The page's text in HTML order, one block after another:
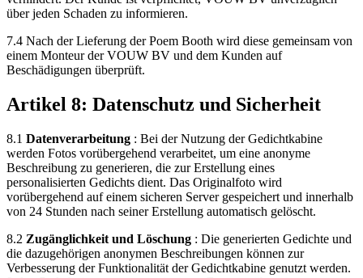
über jeden Schaden zu informieren.
7.4 Nach der Lieferung der Poem Booth wird diese gemeinsam von
einem Monteur der VOUW BV und dem Kunden auf
Beschädigungen überprüft.
Artikel 8: Datenschutz und Sicherheit
8.1 Datenverarbeitung : Bei der Nutzung der Gedichtkabine
werden Fotos vorübergehend verarbeitet, um eine anonyme
Beschreibung zu generieren, die zur Erstellung eines
personalisierten Gedichts dient. Das Originalfoto wird
vorübergehend auf einem sicheren Server gespeichert und innerhalb
von 24 Stunden nach seiner Erstellung automatisch gelöscht.
8.2 Zugänglichkeit und Löschung : Die generierten Gedichte und
die dazugehörigen anonymen Beschreibungen können zur
Verbesserung der Funktionalität der Gedichtkabine genutzt werden.